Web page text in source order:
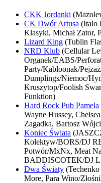
CKK Jordanki
CK Dwór Artusa (Italo
Klasyki, Michał Zator,
Lizard King (Tublin
NRD Klub (Cellular
Organek/EABS/
Party/Kabloonak/
Dumplings/Niemoc/
Kruszytop/Foolish
Funktion)
Hard Rock Pub Pamela
Wayne Hussey,
Zagadka, Bartosz
Koniec Świata
Kolektyw/BORS/DJ
Potwór/MxNx, Meat
BADDISCOTEK/DJ
Dwa Światy
More, Para Wino/